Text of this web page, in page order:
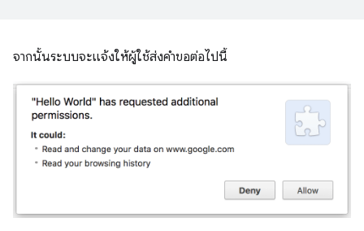
จากนั้นระบบจะแจ้งให้ผู้ใช้ส่งคำขอต่อไปนี้